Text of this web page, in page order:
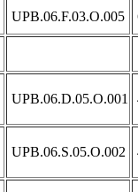
UPB.06.F.03.O.005
UPB.06.D.05.O.001
UPB.06.S.05.O.002